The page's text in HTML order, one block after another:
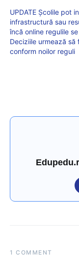
UPDATE Școlile pot
infrastructură sau
încă online regulile
Deciziile urmează
conform noilor reguli
1 COMMENT